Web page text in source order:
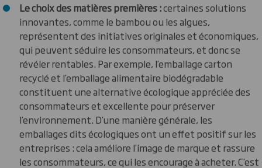
Le choix des matières premières :certaines solutions
innovantes, comme le bambou ou les algues,
représentent des initiatives originales et économiques,
qui peuvent séduire les consommateurs, et donc se
révéler rentables. Par exemple, l’emballage carton
recyclé et l’emballage alimentaire biodégradable
constituent une alternative écologique appréciée des
consommateurs et excellente pour préserver
l’environnement. D’une manière générale, les
emballages dits écologiques ont un effet positif sur les
entreprises : cela améliore l’image de marque et rassure
les consommateurs, ce qui les encourage à acheter. C’est